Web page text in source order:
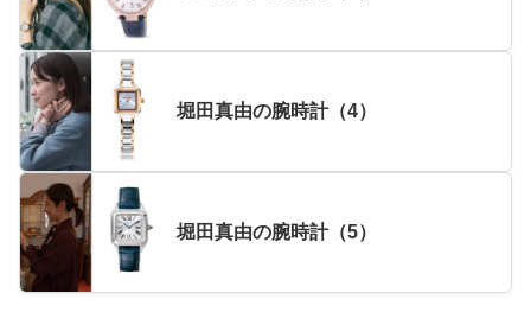
堀田真由の腕時計（4）
堀田真由の腕時計（5）